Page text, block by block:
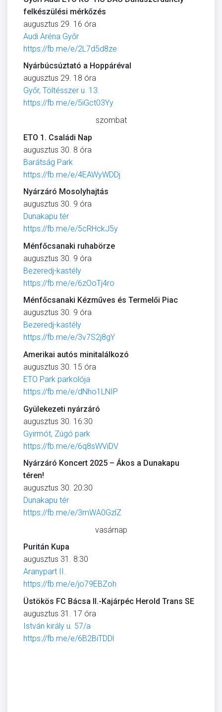
felkészülési mérkőzés
augusztus 29. 16 óra
Audi Aréna Győr
https://fb.me/e/2L7d5d8ze
Nyárbúcsúztató a Hoppáréval
augusztus 29. 18 óra
Győr, Töltésszer u. 13.
https://fb.me/e/5iGct03Yy
szombat
ETO 1. Családi Nap
augusztus 30. 8 óra
Barátság Park
https://fb.me/e/4EAWyWDDj
Nyárzáró Mosolyhajtás
augusztus 30. 9 óra
Dunakapu tér
https://fb.me/e/5cRHckJ5y
Ménfőcsanaki ruhabörze
augusztus 30. 9 óra
Bezeredj-kastély
https://fb.me/e/6zOoTj4ro
Ménfőcsanaki Kézműves és Termelői Piac
augusztus 30. 9 óra
Bezeredj-kastély
https://fb.me/e/3v7S2j8gY
Amerikai autós minitalálkozó
augusztus 30. 15 óra
ETO Park parkolója
https://fb.me/e/dNho1LNIP
Gyülekezeti nyárzáró
augusztus 30. 16:30
Gyirmót, Zúgó park
https://fb.me/e/6q8sWViDV
Nyárzáró Koncert 2025 – Ákos a Dunakapu
téren!
augusztus 30. 20:30
Dunakapu tér
https://fb.me/e/3mWA0GzlZ
vasárnap
Puritán Kupa
augusztus 31. 8:30
Aranypart II.
https://fb.me/e/jo79EBZoh
Üstökös FC Bácsa II.-Kajárpéc Herold Trans SE
augusztus 31. 17 óra
István király u. 57/a
https://fb.me/e/6B2BiTDDl